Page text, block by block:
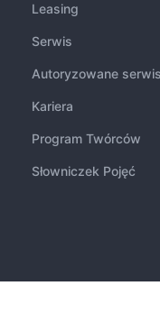
Leasing
Serwis
Autoryzowane
Kariera
Program Twórców
Słowniczek Pojęć